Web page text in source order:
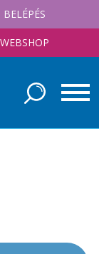
BELÉPÉS
WEBSHOP